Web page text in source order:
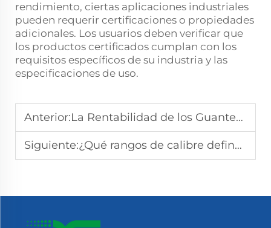
rendimiento, ciertas aplicaciones industriales
pueden requerir certificaciones o propiedades
adicionales. Los usuarios deben verificar que
los productos certificados cumplan con los
requisitos específicos de su industria y las
especificaciones de uso.
Anterior:La Rentabilidad de los Guantes Compostables
Siguiente:¿Qué rangos de calibre definen los guantes de polietileno para tareas ligeras frente a tareas pesadas?